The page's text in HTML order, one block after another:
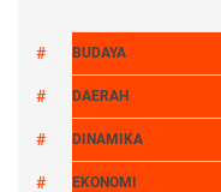
BUDAYA
DAERAH
DINAMIKA
EKONOMI